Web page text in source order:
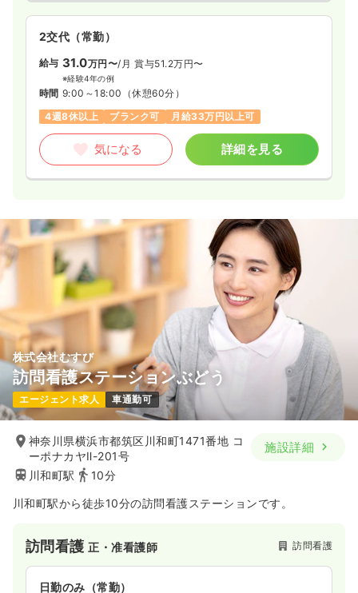
2交代（常勤）
給与 31.0万円〜/月 賞与51.2万円〜
※経験4年の例
時間 9:00～18:00 （休憩60分）
4週8休以上
ブランク可 月給33万円以上可
気になる 詳細を見る
株式会社むすび
訪問看護ステーションぶどう
エージェント求人 車通勤可
神奈川県横浜市都筑区川和町1471番地 コ
ーポナカヤⅡ-201号
川和町駅
10分
施設詳細
川和町駅から徒歩10分の訪問看護ステーションです。
訪問看護正・准看護師 訪問看護
日勤のみ（常勤）